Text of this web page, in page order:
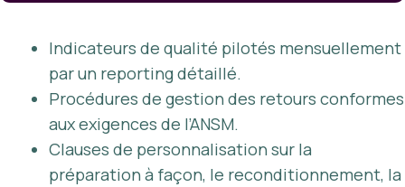
Indicateurs de qualité pilotés mensuellement
par un reporting détaillé.
Procédures de gestion des retours conformes
aux exigences de l’ANSM.
Clauses de personnalisation sur la
préparation à façon, le reconditionnement, la